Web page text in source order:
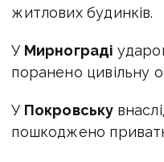
житлових будинків.
У Мирнограді
поранено цивільну
У Покровську
пошкоджено